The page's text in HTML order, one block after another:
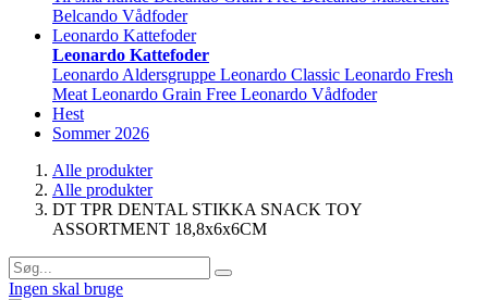
Belcando Vådfoder
Leonardo Kattefoder
Leonardo Kattefoder
Leonardo Aldersgruppe Leonardo Classic Leonardo Fresh
Meat Leonardo Grain Free Leonardo Vådfoder
Hest
Sommer 2026
Alle produkter
Alle produkter
DT TPR DENTAL STIKKA SNACK TOY
ASSORTMENT 18,8x6x6CM
Ingen skal bruge